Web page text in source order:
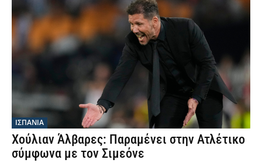
ΙΣΠΑΝΙΑ
Χούλιαν Άλβαρες: Παραμένει στην Ατλέτικο
σύμφωνα με τον Σιμεόνε